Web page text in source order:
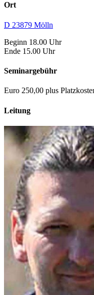
Ort
D 23879 Mölln
Beginn 18.00 Uhr
Ende 15.00 Uhr
Seminargebühr
Euro 250,00 plus
Leitung